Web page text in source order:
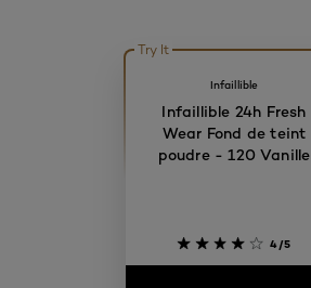
Try It
Infaillible
Infaillible 24h Fresh
Wear Fond de teint
poudre - 120 Vanille
4/5